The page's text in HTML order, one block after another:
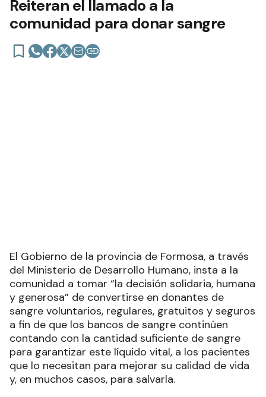
Reiteran el llamado a la
comunidad para donar sangre
El Gobierno de la provincia de Formosa, a través
del Ministerio de Desarrollo Humano, insta a la
comunidad a tomar “la decisión solidaria, humana
y generosa” de convertirse en donantes de
sangre voluntarios, regulares, gratuitos y seguros
a fin de que los bancos de sangre continúen
contando con la cantidad suficiente de sangre
para garantizar este líquido vital, a los pacientes
que lo necesitan para mejorar su calidad de vida
y, en muchos casos, para salvarla.